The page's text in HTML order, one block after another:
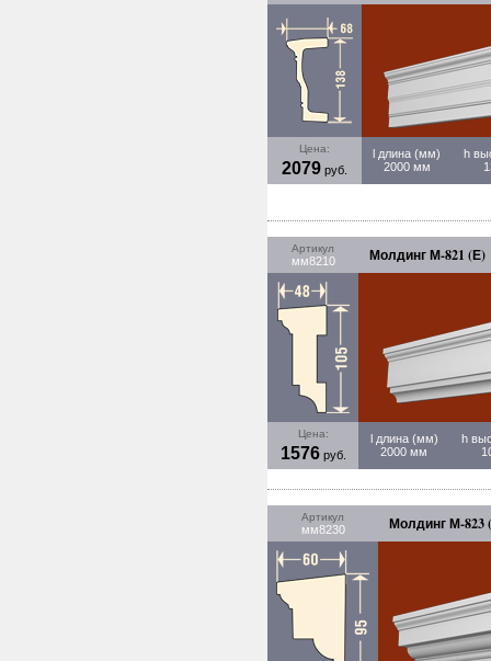
Цена:
2079 руб.
l длина (мм)
2000 мм
h
Артикул
мм8210 Молдинг М-821 (Е)
Цена:
1576руб.
l длина (мм)
2000 мм
h
Артикул
мм8230 Молдинг М-823